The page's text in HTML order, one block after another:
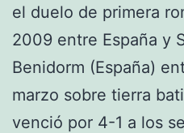
el duelo de primera
2009 entre España y
Benidorm (España)
marzo sobre tierra
venció por 4-1 a los